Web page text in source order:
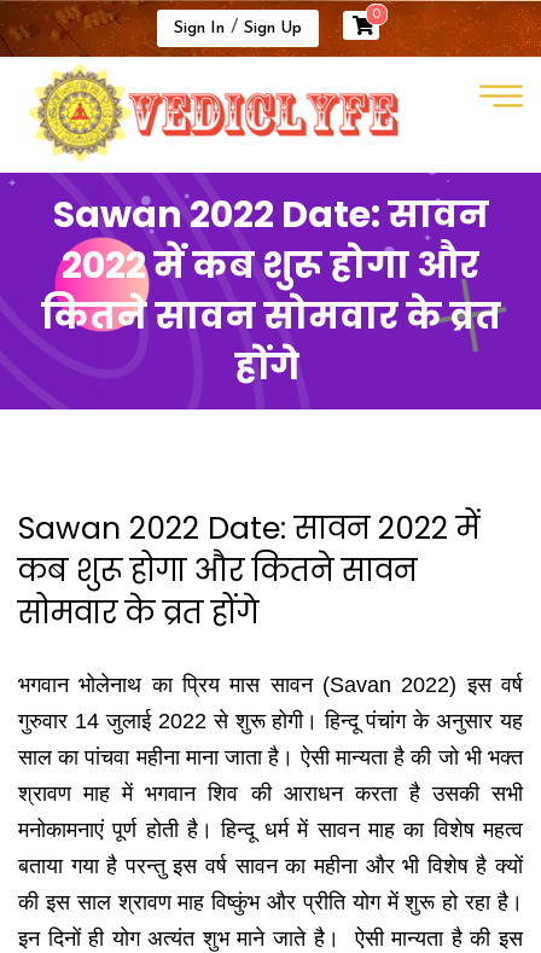
Sign In/ Sign Up
0
Sawan 2022 Date: सावन
2022 में कब शुरू होगा और
कितने सावन सोमवार के व्रत
होंगे
Sawan 2022 Date: सावन 2022 में
कब शुरू होगा और कितने सावन
सोमवार के व्रत होंगे
भगवान भोलेनाथ का प्रिय मास सावन (Savan 2022) इस वर्ष
गुरुवार 14 जुलाई 2022 से शुरू होगी। हिन्दू पंचांग के अनुसार यह
साल का पांचवा महीना माना जाता है। ऐसी मान्यता है की जो भी भक्त
श्रावण माह में भगवान शिव की आराधन करता है उसकी सभी
मनोकामनाएं पूर्ण होती है। हिन्दू धर्म में सावन माह का विशेष महत्व
बताया गया है परन्तु इस वर्ष सावन का महीना और भी विशेष है क्यों
की इस साल श्रावण माह विष्कुंभ और प्रीति योग में शुरू हो रहा है।
इन दिनों ही योग अत्यंत शुभ माने जाते है। ऐसी मान्यता है की इस